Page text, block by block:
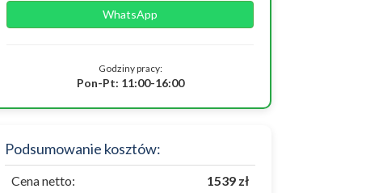
WhatsApp
Godziny pracy:
Pon-Pt: 11:00-16:00
Podsumowanie kosztów:
Cena netto: 1539 zł